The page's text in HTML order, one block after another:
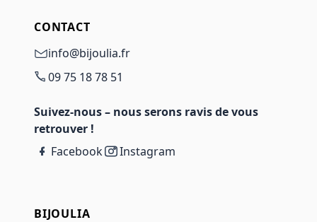
CONTACT
info@bijoulia.fr
09 75 18 78 51
Suivez-nous – nous serons ravis de vous
retrouver !
Facebook
Instagram
BIJOULIA